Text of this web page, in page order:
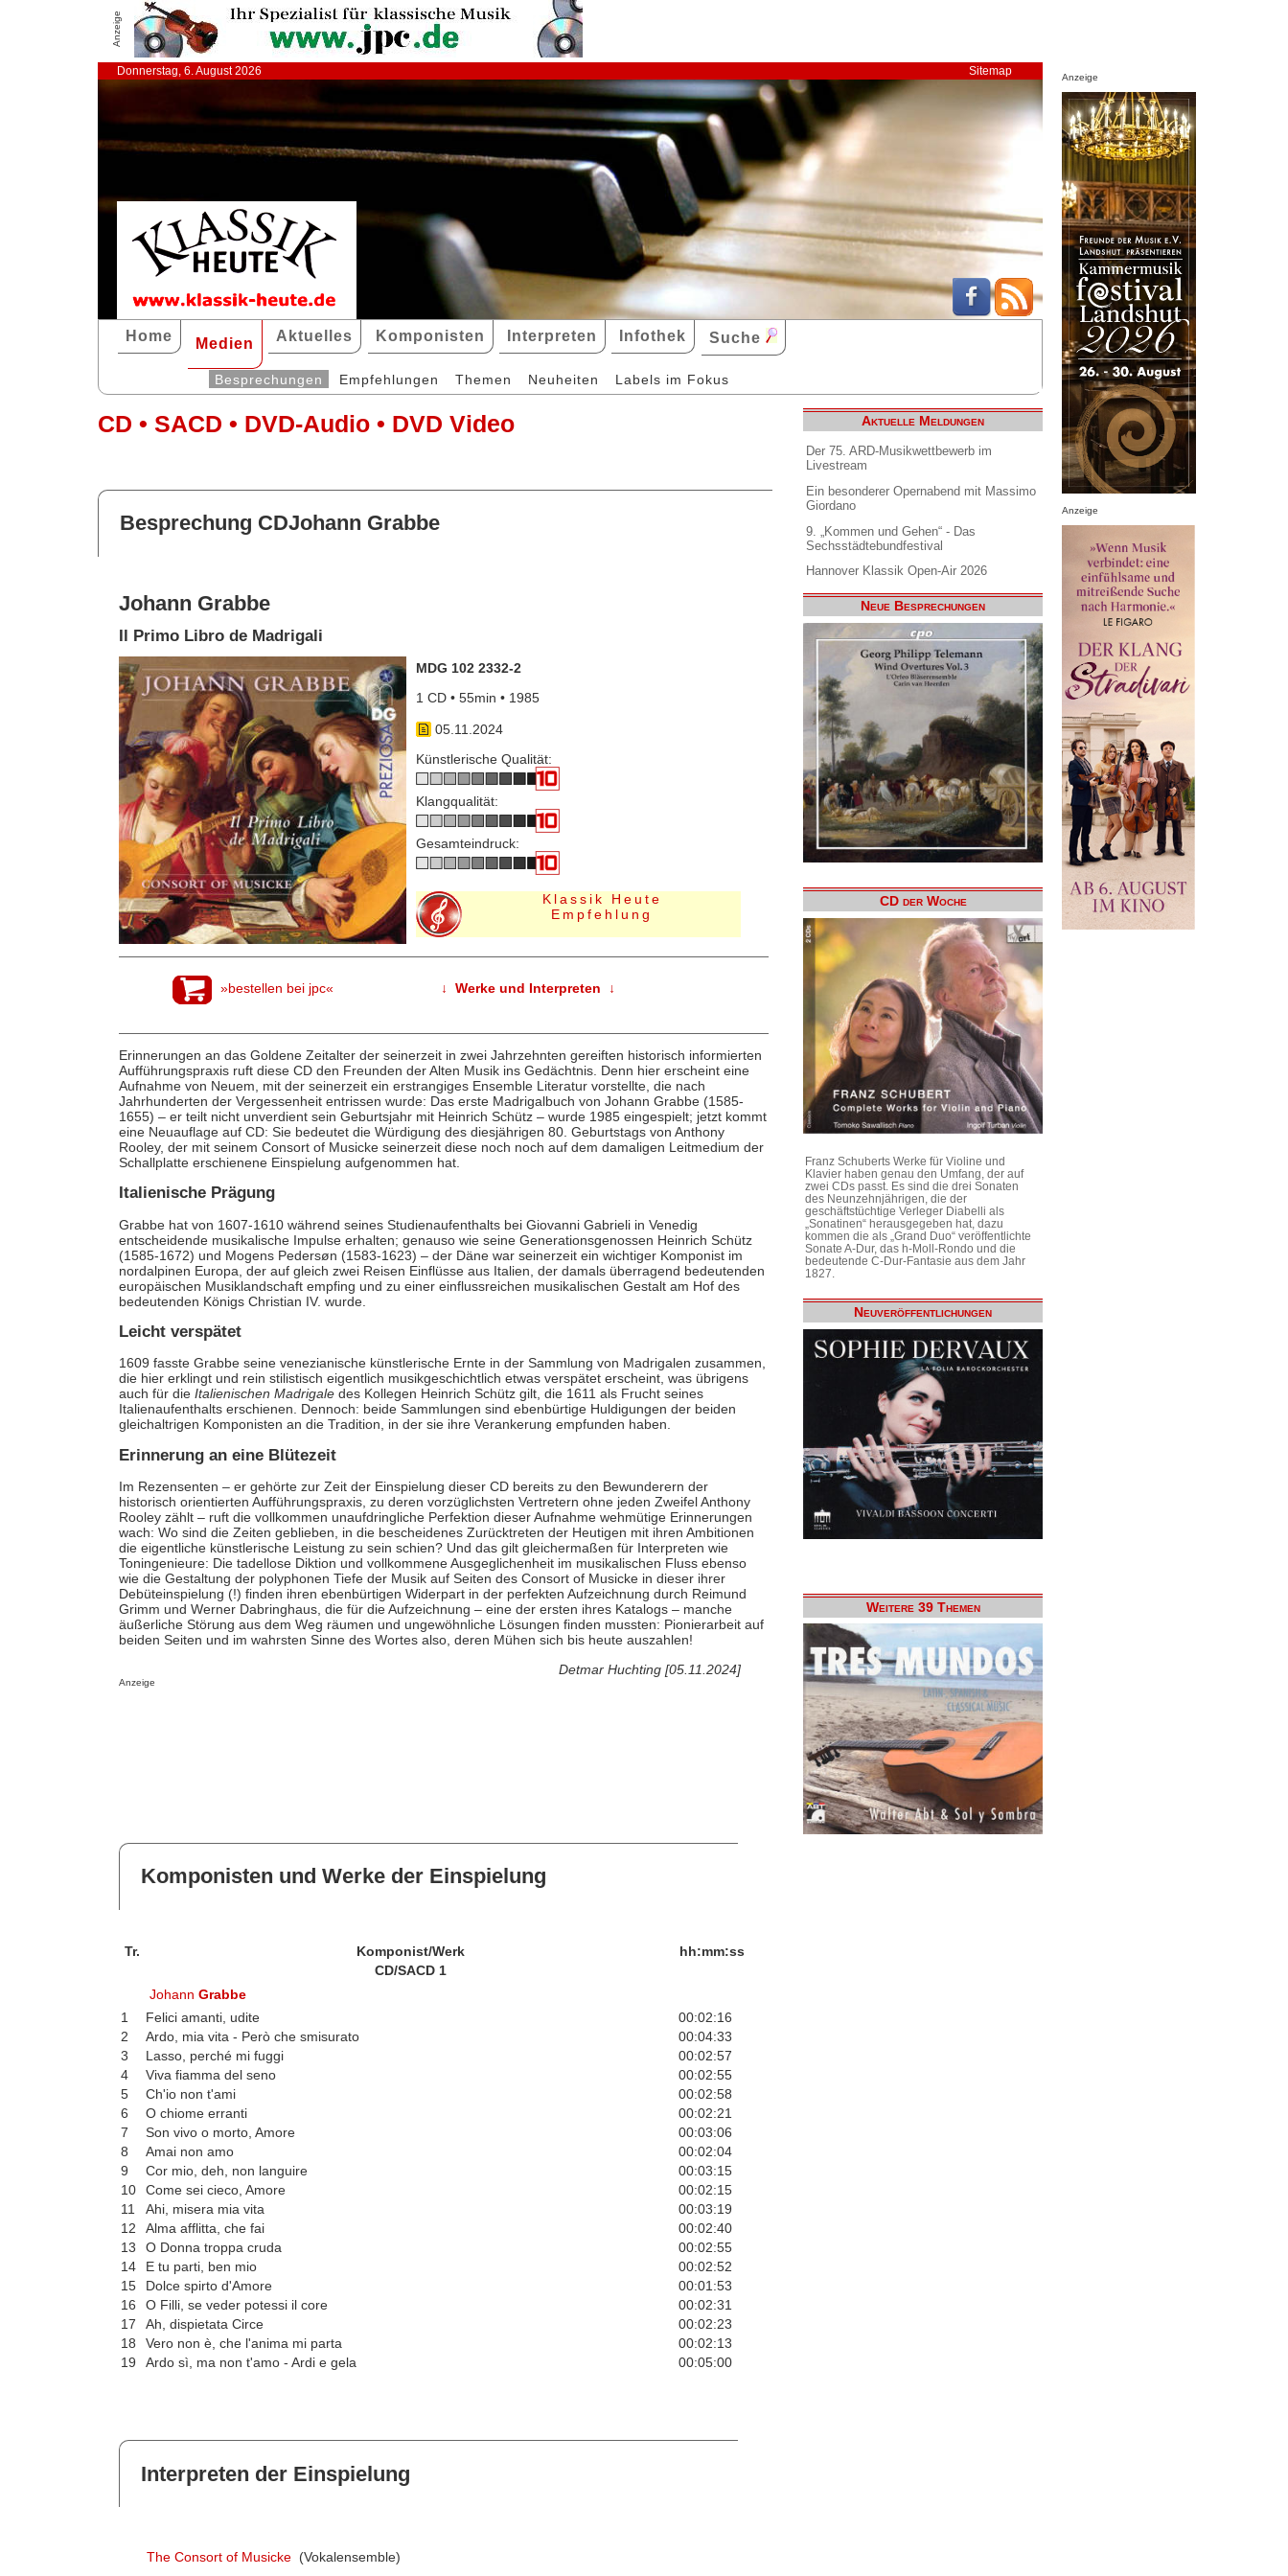
Anzeige
Donnerstag, 6. August 2026 Sitemap
Home Medien Aktuelles Komponisten Interpreten Infothek Suche
Besprechungen Empfehlungen Themen Neuheiten Labels im Fokus
CD • SACD • DVD-Audio • DVD Video
Besprechung CDJohann Grabbe
Johann Grabbe
Il Primo Libro de Madrigali
MDG 102 2332-2
1 CD • 55min • 1985
05.11.2024
Künstlerische Qualität:
Klangqualität:
Gesamteindruck:
Klassik Heute
Empfehlung
»bestellen bei jpc« ↓ Werke und Interpreten ↓
Erinnerungen an das Goldene Zeitalter der seinerzeit in zwei Jahrzehnten gereiften historisch informierten
Aufführungspraxis ruft diese CD den Freunden der Alten Musik ins Gedächtnis. Denn hier erscheint eine
Aufnahme von Neuem, mit der seinerzeit ein erstrangiges Ensemble Literatur vorstellte, die nach
Jahrhunderten der Vergessenheit entrissen wurde: Das erste Madrigalbuch von Johann Grabbe (1585-
1655) – er teilt nicht unverdient sein Geburtsjahr mit Heinrich Schütz – wurde 1985 eingespielt; jetzt kommt
eine Neuauflage auf CD: Sie bedeutet die Würdigung des diesjährigen 80. Geburtstags von Anthony
Rooley, der mit seinem Consort of Musicke seinerzeit diese noch noch auf dem damaligen Leitmedium der
Schallplatte erschienene Einspielung aufgenommen hat.
Italienische Prägung
Grabbe hat von 1607-1610 während seines Studienaufenthalts bei Giovanni Gabrieli in Venedig
entscheidende musikalische Impulse erhalten; genauso wie seine Generationsgenossen Heinrich Schütz
(1585-1672) und Mogens Pedersøn (1583-1623) – der Däne war seinerzeit ein wichtiger Komponist im
nordalpinen Europa, der auf gleich zwei Reisen Einflüsse aus Italien, der damals überragend bedeutenden
europäischen Musiklandschaft empfing und zu einer einflussreichen musikalischen Gestalt am Hof des
bedeutenden Königs Christian IV. wurde.
Leicht verspätet
1609 fasste Grabbe seine venezianische künstlerische Ernte in der Sammlung von Madrigalen zusammen,
die hier erklingt und rein stilistisch eigentlich musikgeschichtlich etwas verspätet erscheint, was übrigens
auch für die Italienischen Madrigaledes Kollegen Heinrich Schütz gilt, die 1611 als Frucht seines
Italienaufenthalts erschienen. Dennoch: beide Sammlungen sind ebenbürtige Huldigungen der beiden
gleichaltrigen Komponisten an die Tradition, in der sie ihre Verankerung empfunden haben.
Erinnerung an eine Blütezeit
Im Rezensenten – er gehörte zur Zeit der Einspielung dieser CD bereits zu den Bewunderern der
historisch orientierten Aufführungspraxis, zu deren vorzüglichsten Vertretern ohne jeden Zweifel Anthony
Rooley zählt – ruft die vollkommen unaufdringliche Perfektion dieser Aufnahme wehmütige Erinnerungen
wach: Wo sind die Zeiten geblieben, in die bescheidenes Zurücktreten der Heutigen mit ihren Ambitionen
die eigentliche künstlerische Leistung zu sein schien? Und das gilt gleichermaßen für Interpreten wie
Toningenieure: Die tadellose Diktion und vollkommene Ausgeglichenheit im musikalischen Fluss ebenso
wie die Gestaltung der polyphonen Tiefe der Musik auf Seiten des Consort of Musicke in dieser ihrer
Debüteinspielung (!) finden ihren ebenbürtigen Widerpart in der perfekten Aufzeichnung durch Reimund
Grimm und Werner Dabringhaus, die für die Aufzeichnung – eine der ersten ihres Katalogs – manche
äußerliche Störung aus dem Weg räumen und ungewöhnliche Lösungen finden mussten: Pionierarbeit auf
beiden Seiten und im wahrsten Sinne des Wortes also, deren Mühen sich bis heute auszahlen!
Detmar Huchting [05.11.2024]
Anzeige
Komponisten und Werke der Einspielung
Tr. Komponist/Werk
hh:mm:ss
CD/SACD 1
JohannGrabbe
1
Felici amanti, udite
00:02:16
2
Ardo, mia vita - Però che smisurato
00:04:33
3
Lasso, perché mi fuggi
00:02:57
4
Viva fiamma del seno
00:02:55
5
Ch'io non t'ami
00:02:58
6
O chiome erranti
00:02:21
7
Son vivo o morto, Amore
00:03:06
8
Amai non amo
00:02:04
9
Cor mio, deh, non languire
00:03:15
10
Come sei cieco, Amore
00:02:15
11
Ahi, misera mia vita
00:03:19
12
Alma afflitta, che fai
00:02:40
13
O Donna troppa cruda
00:02:55
14
E tu parti, ben mio
00:02:52
15
Dolce spirto d'Amore
00:01:53
16
O Filli, se veder potessi il core
00:02:31
17
Ah, dispietata Circe
00:02:23
18
Vero non è, che l'anima mi parta
00:02:13
19
Ardo sì, ma non t'amo - Ardi e gela 00:05:00
Interpreten der Einspielung
The Consort of Musicke (Vokalensemble)
Aktuelle Meldungen
Der 75. ARD-Musikwettbewerb im
Livestream
Ein besonderer Opernabend mit Massimo
Giordano
9. „Kommen und Gehen“ - Das
Sechsstädtebundfestival
Hannover Klassik Open-Air 2026
Neue Besprechungen
CD der Woche
Franz Schuberts Werke für Violine und
Klavier haben genau den Umfang, der auf
zwei CDs passt. Es sind die drei Sonaten
des Neunzehnjährigen, die der
geschäftstüchtige Verleger Diabelli als
„Sonatinen“ herausgegeben hat, dazu
kommen die als „Grand Duo“ veröffentlichte
Sonate A-Dur, das h-Moll-Rondo und die
bedeutende C-Dur-Fantasie aus dem Jahr
1827.
Neuveröffentlichungen
Weitere 39 Themen
Anzeige
Anzeige